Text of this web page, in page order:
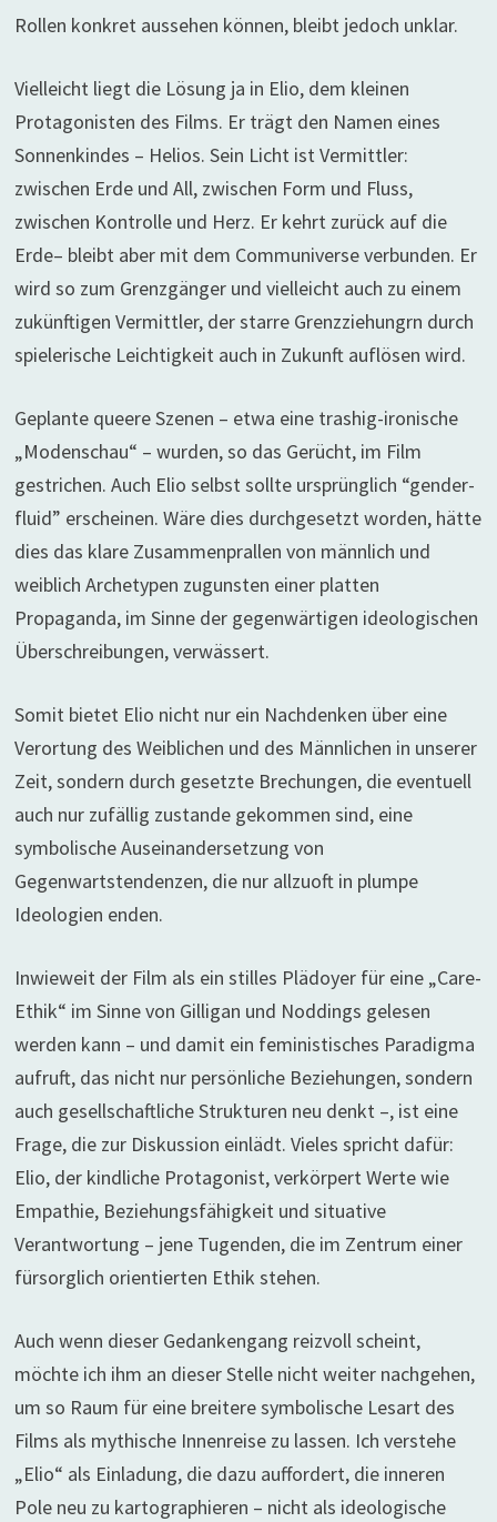
Rollen konkret aussehen können, bleibt jedoch unklar.
Vielleicht liegt die Lösung ja in Elio, dem kleinen
Protagonisten des Films. Er trägt den Namen eines
Sonnenkindes – Helios. Sein Licht ist Vermittler:
zwischen Erde und All, zwischen Form und Fluss,
zwischen Kontrolle und Herz. Er kehrt zurück auf die
Erde– bleibt aber mit dem Communiverse verbunden. Er
wird so zum Grenzgänger und vielleicht auch zu einem
zukünftigen Vermittler, der starre Grenzziehungrn durch
spielerische Leichtigkeit auch in Zukunft auflösen wird.
Geplante queere Szenen – etwa eine trashig-ironische
„Modenschau“ – wurden, so das Gerücht, im Film
gestrichen. Auch Elio selbst sollte ursprünglich “gender-
fluid” erscheinen. Wäre dies durchgesetzt worden, hätte
dies das klare Zusammenprallen von männlich und
weiblich Archetypen zugunsten einer platten
Propaganda, im Sinne der gegenwärtigen ideologischen
Überschreibungen, verwässert.
Somit bietet Elio nicht nur ein Nachdenken über eine
Verortung des Weiblichen und des Männlichen in unserer
Zeit, sondern durch gesetzte Brechungen, die eventuell
auch nur zufällig zustande gekommen sind, eine
symbolische Auseinandersetzung von
Gegenwartstendenzen, die nur allzuoft in plumpe
Ideologien enden.
Inwieweit der Film als ein stilles Plädoyer für eine „Care-
Ethik“ im Sinne von Gilligan und Noddings gelesen
werden kann – und damit ein feministisches Paradigma
aufruft, das nicht nur persönliche Beziehungen, sondern
auch gesellschaftliche Strukturen neu denkt –, ist eine
Frage, die zur Diskussion einlädt. Vieles spricht dafür:
Elio, der kindliche Protagonist, verkörpert Werte wie
Empathie, Beziehungsfähigkeit und situative
Verantwortung – jene Tugenden, die im Zentrum einer
fürsorglich orientierten Ethik stehen.
Auch wenn dieser Gedankengang reizvoll scheint,
möchte ich ihm an dieser Stelle nicht weiter nachgehen,
um so Raum für eine breitere symbolische Lesart des
Films als mythische Innenreise zu lassen. Ich verstehe
„Elio“ als Einladung, die dazu auffordert, die inneren
Pole neu zu kartographieren – nicht als ideologische